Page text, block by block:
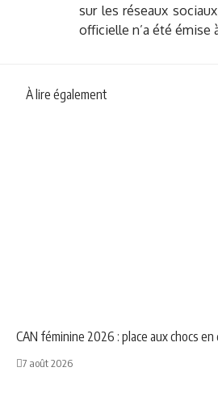
sur les réseaux
officielle n’a été émise
À lire également
CAN féminine 2026 : place aux chocs
7 août 2026